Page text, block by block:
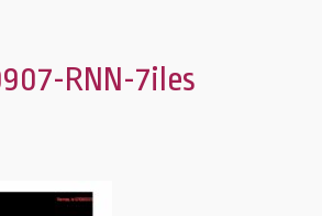
RNN-7iles